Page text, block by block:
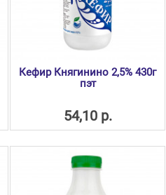
Кефир Княгинино 2,5% 430г
пэт
54,10 р.